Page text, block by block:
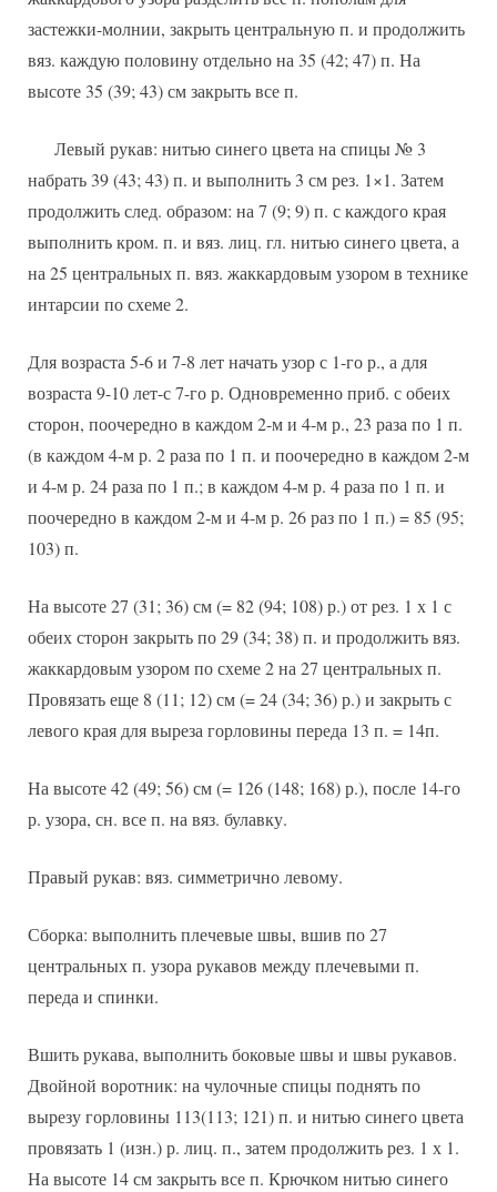
застежки-молнии, закрыть центральную п. и продолжить
вяз. каждую половину отдельно на 35 (42; 47) п. На
высоте 35 (39; 43) см закрыть все п.
Левый рукав: нитью синего цвета на спицы № 3
набрать 39 (43; 43) п. и выполнить 3 см рез. 1×1. Затем
продолжить след. образом: на 7 (9; 9) п. с каждого края
выполнить кром. п. и вяз. лиц. гл. нитью синего цвета, а
на 25 центральных п. вяз. жаккардовым узором в технике
интарсии по схеме 2.
Для возраста 5-6 и 7-8 лет начать узор с 1-го р., а для
возраста 9-10 лет-с 7-го р. Одновременно приб. с обеих
сторон, поочередно в каждом 2-м и 4-м р., 23 раза по 1 п.
(в каждом 4-м р. 2 раза по 1 п. и поочередно в каждом 2-м
и 4-м р. 24 раза по 1 п.; в каждом 4-м р. 4 раза по 1 п. и
поочередно в каждом 2-м и 4-м р. 26 раз по 1 п.) = 85 (95;
103) п.
На высоте 27 (31; 36) см (= 82 (94; 108) р.) от рез. 1 х 1 с
обеих сторон закрыть по 29 (34; 38) п. и продолжить вяз.
жаккардовым узором по схеме 2 на 27 центральных п.
Провязать еще 8 (11; 12) см (= 24 (34; 36) р.) и закрыть с
левого края для выреза горловины переда 13 п. = 14п.
На высоте 42 (49; 56) см (= 126 (148; 168) р.), после 14-го
р. узора, сн. все п. на вяз. булавку.
Правый рукав: вяз. симметрично левому.
Сборка: выполнить плечевые швы, вшив по 27
центральных п. узора рукавов между плечевыми п.
переда и спинки.
Вшить рукава, выполнить боковые швы и швы рукавов.
Двойной воротник: на чулочные спицы поднять по
вырезу горловины 113(113; 121) п. и нитью синего цвета
провязать 1 (изн.) р. лиц. п., затем продолжить рез. 1 х 1.
На высоте 14 см закрыть все п. Крючком нитью синего